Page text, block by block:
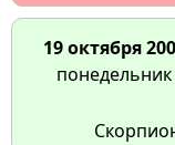
19 октября
понедельник